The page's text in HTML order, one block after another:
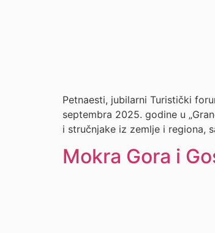
Petnaesti, jubilarni Turistički
septembra 2025. godine u
i stručnjake iz zemlje i regiona,
Mokra Gora i